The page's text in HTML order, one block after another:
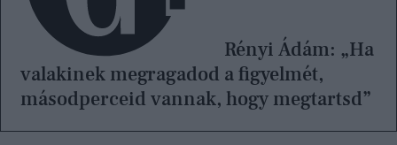
valakinek megragadod a figyelmét,
másodperceid vannak, hogy megtartsd”